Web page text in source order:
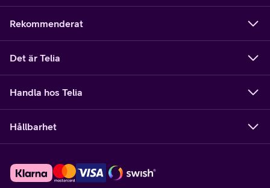
Rekommenderat
Det är Telia
Handla hos Telia
Hållbarhet